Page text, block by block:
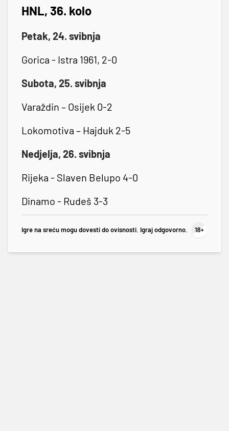
HNL, 36. kolo
Petak, 24. svibnja
Gorica - Istra 1961, 2-0
Subota, 25. svibnja
Varaždin – Osijek 0-2
Lokomotiva – Hajduk 2-5
Nedjelja, 26. svibnja
Rijeka - Slaven Belupo 4-0
Dinamo - Rudeš 3-3
Igre na sreću mogu dovesti do ovisnosti. Igraj odgovorno.